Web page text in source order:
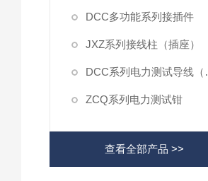
DCC多功能系列接插件
JXZ系列接线柱（插座）
DCC
ZCQ系列电力测试钳
查看全部产品 >>